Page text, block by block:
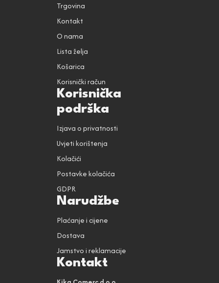
Trgovina
Kontakt
O nama
Lista želja
Košarica
Korisnički račun
Korisnička
podrška
Izjava o privatnosti
Uvjeti korištenja
Kolačići
Postavke kolačića
GDPR
Narudžbe
Plaćanje i cijene
Dostava
Jamstvo i reklamacije
Kontakt